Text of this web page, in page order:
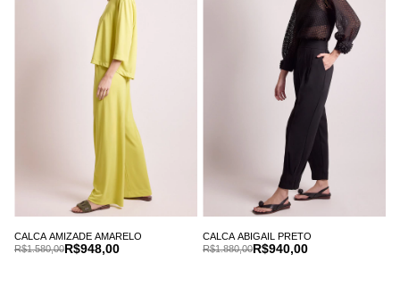
CALCA AMIZADE AMARELO
R$948,00
R$1.580,00
CALCA ABIGAIL PRETO
R$940,00
R$1.880,00